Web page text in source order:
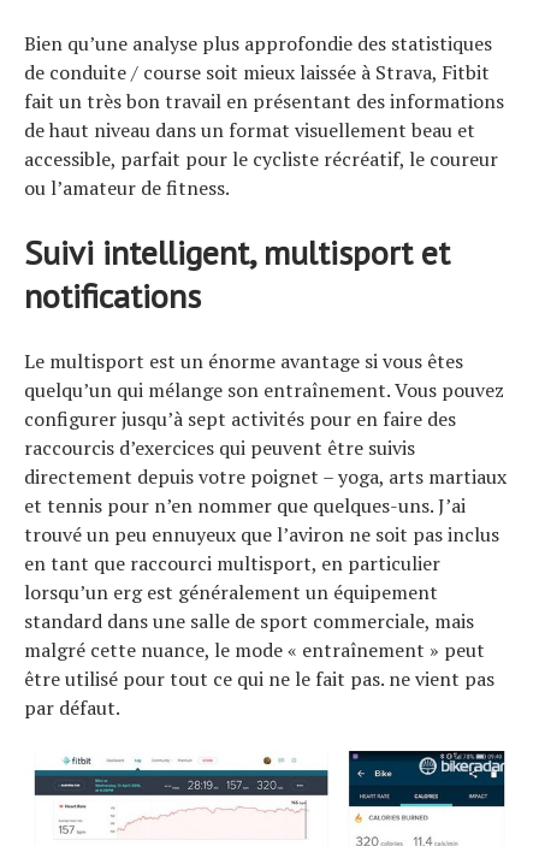
Bien qu’une analyse plus approfondie des statistiques
de conduite / course soit mieux laissée à Strava, Fitbit
fait un très bon travail en présentant des informations
de haut niveau dans un format visuellement beau et
accessible, parfait pour le cycliste récréatif, le coureur
ou l’amateur de fitness.
Suivi intelligent, multisport et
notifications
Le multisport est un énorme avantage si vous êtes
quelqu’un qui mélange son entraînement. Vous pouvez
configurer jusqu’à sept activités pour en faire des
raccourcis d’exercices qui peuvent être suivis
directement depuis votre poignet – yoga, arts martiaux
et tennis pour n’en nommer que quelques-uns. J’ai
trouvé un peu ennuyeux que l’aviron ne soit pas inclus
en tant que raccourci multisport, en particulier
lorsqu’un erg est généralement un équipement
standard dans une salle de sport commerciale, mais
malgré cette nuance, le mode « entraînement » peut
être utilisé pour tout ce qui ne le fait pas. ne vient pas
par défaut.